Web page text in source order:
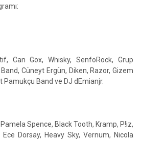
Can Gox, Whisky, SenfoRock, Grup
Cüneyt Ergün, Diken, Razor, Gizem
Pamukçu Band ve DJ dEmianjr.
Spence, Black Tooth, Kramp, P!iz,
Dorsay, Heavy Sky, Vernum, Nicola